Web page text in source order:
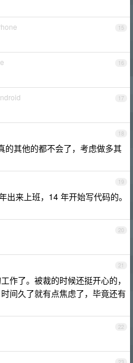
15
16
17
18
的其他的都不会了，考虑做多其
19
出来上班，14 年开始写代码的。
20
21
作了。被裁的时候还挺开心的，
间久了就有点焦虑了，毕竟还有
22